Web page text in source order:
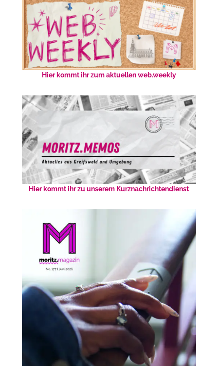
Hier kommt ihr zum aktuellen web.weekly
Hier kommt ihr zu unserem Kurznachrichtendienst